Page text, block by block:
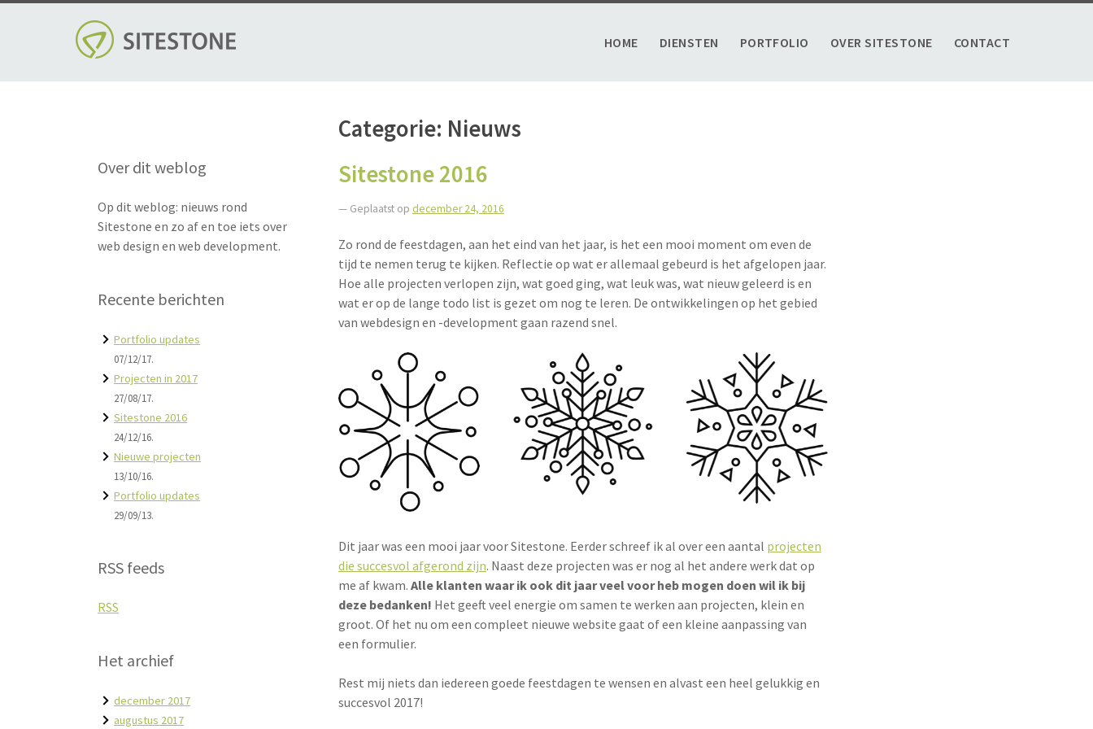
to
content
HOME DIENSTEN PORTFOLIO OVER SITESTONE CONTACT
Categorie: Nieuws
Sitestone 2016
— Geplaatst op december 24, 2016
Zo rond de feestdagen, aan het eind van het jaar, is het een mooi moment om even de
tijd te nemen terug te kijken. Reflectie op wat er allemaal gebeurd is het afgelopen jaar.
Hoe alle projecten verlopen zijn, wat goed ging, wat leuk was, wat nieuw geleerd is en
wat er op de lange todo list is gezet om nog te leren. De ontwikkelingen op het gebied
van webdesign en -development gaan razend snel.
Dit jaar was een mooi jaar voor Sitestone. Eerder schreef ik al over een aantal projecten
die succesvol afgerond zijn. Naast deze projecten was er nog al het andere werk dat op
me af kwam.Alle klanten waar ik ook dit jaar veel voor heb mogen doen wil ik bij
deze bedanken! Het geeft veel energie om samen te werken aan projecten, klein en
groot. Of het nu om een compleet nieuwe website gaat of een kleine aanpassing van
een formulier.
Rest mij niets dan iedereen goede feestdagen te wensen en alvast een heel gelukkig en
succesvol 2017!
Over dit weblog
Op dit weblog: nieuws rond
Sitestone en zo af en toe iets over
web design en web development.
Recente berichten
Portfolio updates
07/12/17.
Projecten in 2017
27/08/17.
Sitestone 2016
24/12/16.
Nieuwe projecten
13/10/16.
Portfolio updates
29/09/13.
RSS feeds
RSS
Het archief
december 2017
augustus 2017